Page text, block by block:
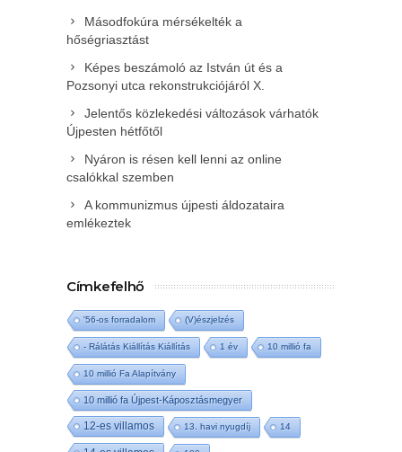
Másodfokúra mérsékelték a
hőségriasztást
Képes beszámoló az István út és a
Pozsonyi utca rekonstrukciójáról X.
Jelentős közlekedési változások várhatók
Újpesten hétfőtől
Nyáron is résen kell lenni az online
csalókkal szemben
A kommunizmus újpesti áldozataira
emlékeztek
Címkefelhő
'56-os forradalom (V)észjelzés
- Rálátás Kiállítás Kiállítás 1 év 10 millió fa
10 millió Fa Alapítvány
10 millió fa Újpest-Káposztásmegyer
12-es villamos 13. havi nyugdíj 14